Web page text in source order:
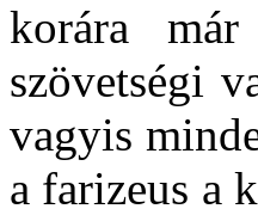
korára
szövetségi
vagyis
a farizeus a